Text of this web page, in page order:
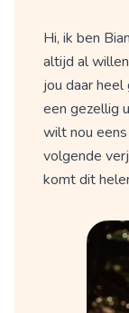
Hi, ik ben
altijd al
jou daar
een gezellig
wilt nou
volgende
komt dit